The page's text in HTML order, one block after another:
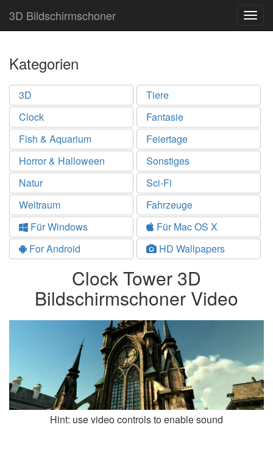
3D Bildschirmschoner
Kategorien
3D
Tiere
Clock
Fantasie
Fish & Aquarium
Feiertage
Horror & Halloween
Sonstiges
Natur
Sci-Fi
Weltraum
Fahrzeuge
Für Windows
Für Mac OS X
For Android
HD Wallpapers
Clock Tower 3D
Bildschirmschoner Video
Hint: use video controls to enable sound